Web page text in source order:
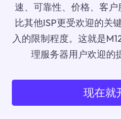
速、可靠性、价格、客
比其他ISP更受欢迎的关
入的限制程度。这就是
理服务器用户欢迎的
现在就